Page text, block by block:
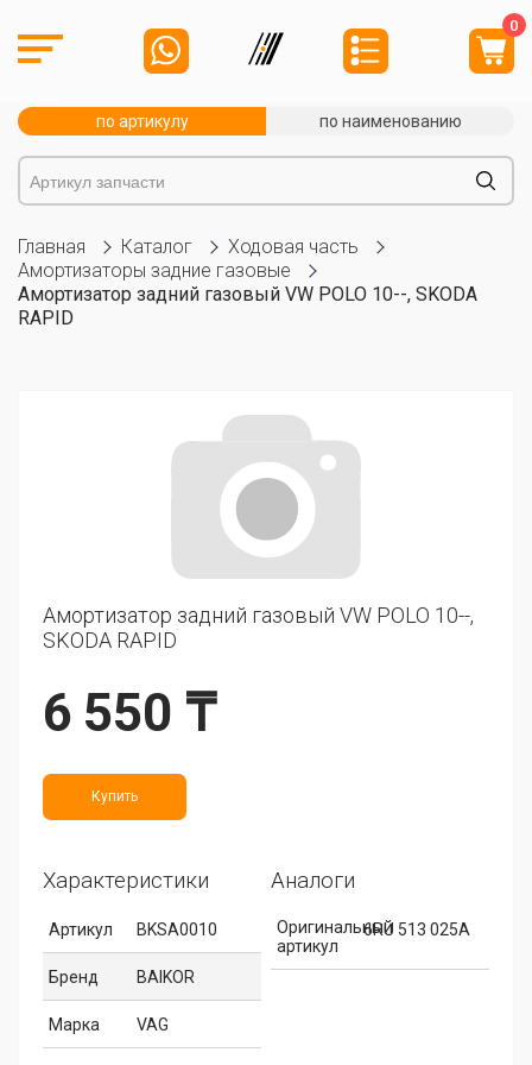
0
по артикулу по наименованию
Главная Каталог
Ходовая часть
Амортизаторы задние газовые
Амортизатор задний газовый VW POLO 10--, SKODA
RAPID
Амортизатор задний газовый VW POLO 10--,
SKODA RAPID
6 550 ₸
Купить
Характеристики
Артикул BKSA0010
Бренд BAIKOR
Марка VAG
Аналоги
Оригинальный
артикул
6RU 513 025A